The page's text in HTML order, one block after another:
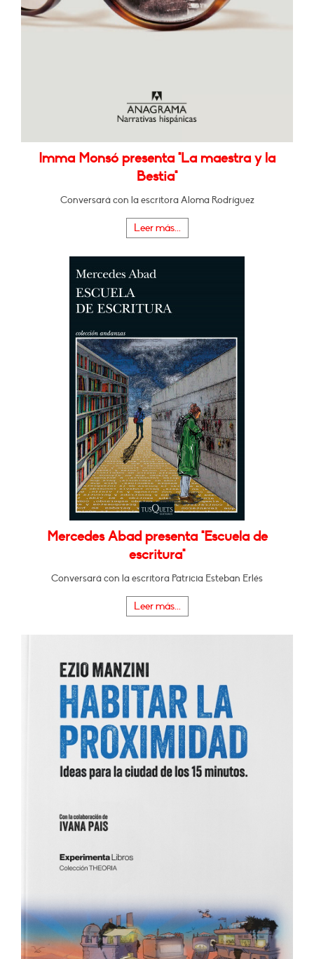
Imma Monsó presenta "La maestra y la
Bestia"
Conversará con la escritora Aloma Rodríguez
Leer más...
Mercedes Abad presenta "Escuela de
escritura"
Conversará con la escritora Patricia Esteban Erlés
Leer más...